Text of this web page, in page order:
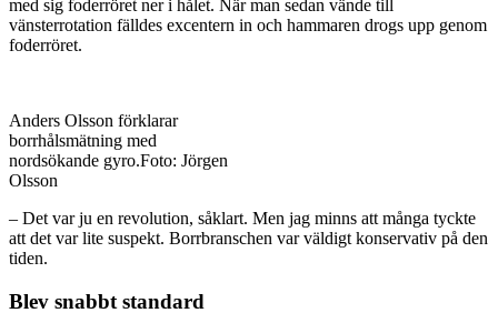
med sig foderröret ner i hålet. När man sedan vände till
vänsterrotation fälldes excentern in och hammaren drogs upp genom
foderröret.
Anders Olsson förklarar
borrhålsmätning med
nordsökande gyro.Foto: Jörgen
Olsson
– Det var ju en revolution, såklart. Men jag minns att många tyckte
att det var lite suspekt. Borrbranschen var väldigt konservativ på den
tiden.
Blev snabbt standard